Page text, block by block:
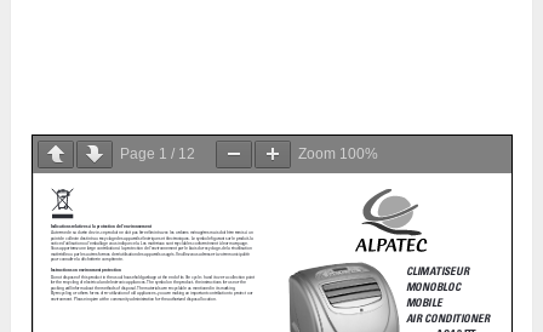
Page 1 / 12 Zoom 100%